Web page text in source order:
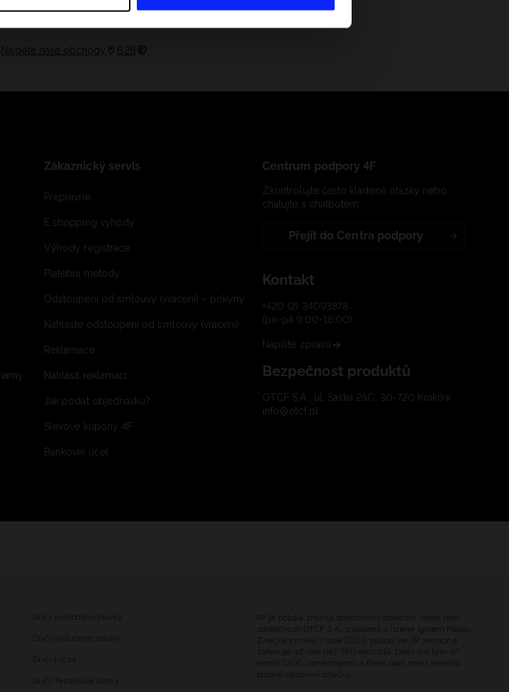
Najděte naše obchody B2B
Zákaznický servis
Přepravné
E shopping vyhody
Výhody registrace
Platební metody
Odstoupení od smlouvy (vrácení) – pokyny
Nahlaste odstoupení od smlouvy (vrácení)
Reklamace
Nahlásit reklamaci
Jak podat objednávku?
Slevové kupóny 4F
Bankovní účet
Centrum podpory 4F
Zkontrolujte často kladené otázky nebo
chatujte s chatbotem:
Přejít do Centra podpory
Kontakt
+420 (2) 34093878
(po-pá 9:00-16:00)
Napište zprávu
Bezpečnost produktů
OTCF S.A., ul. Saska 25C, 30-720 Kraków
info@otcf.pl